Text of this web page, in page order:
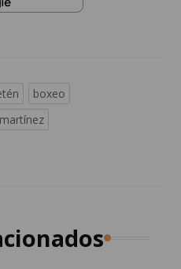
boxeo